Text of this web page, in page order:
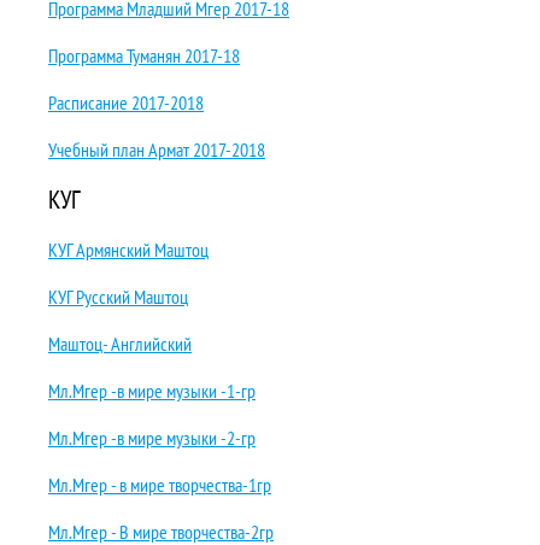
Программа Младший Мгер 2017-18
Программа Туманян 2017-18
Расписание 2017-2018
Учебный план Армат 2017-2018
КУГ
КУГ Армянский Маштоц
КУГ Русский Маштоц
Маштоц- Английский
Мл.Мгер -в мире музыки -1-гр
Мл.Мгер -в мире музыки -2-гр
Мл.Мгер - в мире творчества-1гр
Мл.Мгер - В мире творчества-2гр